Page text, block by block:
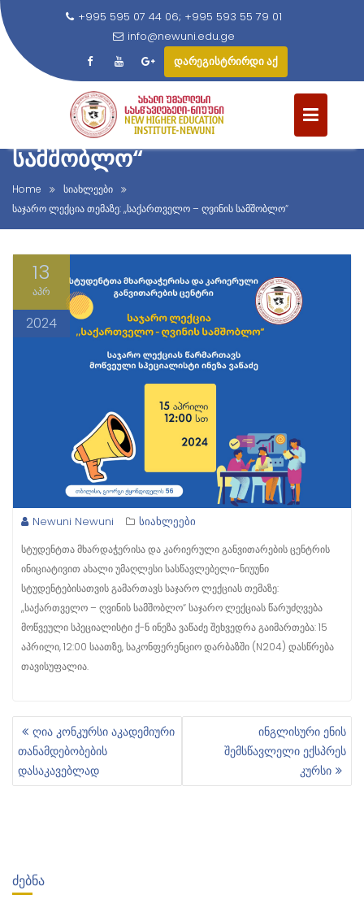
p
o
+995 595 07 44 06; +995 593 55 79 01
info@newuni.edu.ge
დარეგისტრირდი აქ
ᲡᲐᲯᲐᲠᲝ ᲚᲔᲥᲪᲘᲐ ᲗᲔᲛᲐᲖᲔ:
,,ᲡᲐᲥᲐᲠᲗᲕᲔᲚᲝ – ᲦᲕᲘᲜᲘᲡ
ᲡᲐᲛᲨᲝᲑᲚᲝ“
Home
სიახლეები
საჯარო ლექცია თემაზე: ,,საქართველო – ღვინის სამშობლო“
13
აპრ
2024
Newuni Newuni სიახლეები
სტუდენტთა მხარდაჭერისა და კარიერული განვითარების ცენტრის
ინიციატივით ახალი უმაღლესი სასწავლებელი-ნიუუნი
სტუდენტებისათვის გამართავს საჯარო ლექციას თემაზე:
,,საქართველო – ღვინის სამშობლო“ საჯარო ლექციას წარუძღვება
მოწვეული სპეციალისტი ქ-ნ ინეზა ვაწაძე შეხვედრა გაიმართება: 15
აპრილი, 12:00 საათზე, საკონფერენციო დარბაზში (N204) დასწრება
თავისუფალია.
Ო
Ს
Ვ
Ი
ღია კონკურსი აკადემიური
თანამდებობების
დასაკავებლად
ინგლისური ენის
შემსწავლელი ექსპრეს
კურსი
ᲫᲔᲑᲜᲐ